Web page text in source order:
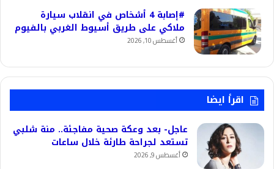
#إصابة 4 أشخاص في انقلاب سيارة
ملاكي على طريق أسيوط الغربي بالفيوم
أغسطس 10, 2026
اقرأ ايضا
عاجل- بعد وعكة صحية مفاجئة.. منة شلبي
تستعد لجراحة طارئة خلال ساعات
أغسطس 9, 2026